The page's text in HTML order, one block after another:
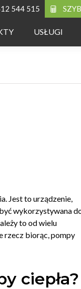
544 515
USŁUGI
Jest to urządzenie,
wykorzystywana
to od wielu
rzecz biorąc, pompy
ciepła?